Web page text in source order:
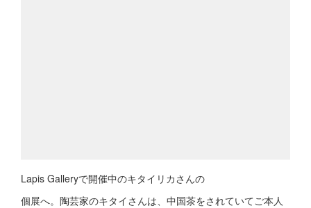
Lapis Galleryで開催中のキタイリカさんの
個展へ。陶芸家のキタイさんは、中国茶をされていてご本人